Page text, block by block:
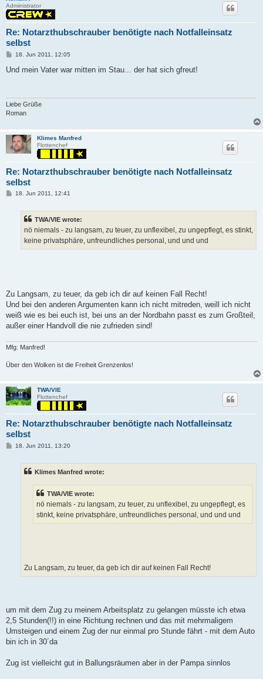
Administrator
Re: Notarzthubschrauber benötigte nach Notfalleinsatz
selbst
P
s
18. Jun 2011, 12:05
Und mein Vater war mitten im Stau... der hat sich gfreut!
Liebe Grüße
Roman
Klimes Manfred
Flottenchef
Re: Notarzthubschrauber benötigte nach Notfalleinsatz
selbst
P18. Jun 2011, 12:41
TWA/VIE wrote:
nö niemals - zu langsam, zu teuer, zu unflexibel, zu ungepflegt, es stinkt,
keine privatsphäre, unfreundliches personal, und und und
Zu Langsam, zu teuer, da geb ich dir auf keinen Fall Recht!
Und bei den anderen Argumenten kann ich nicht mitreden, weill ich nicht
weiß wie es bei euch ist, bei uns an der Nordbahn passt es zum Großteil,
außer einer Handvoll die nie zufrieden sind!
Mfg: Manfred!
Über den Wolken ist die Freiheit Grenzenlos!
TWA/VIE
Flottenchef
Re: Notarzthubschrauber benötigte nach Notfalleinsatz
selbst
P18. Jun 2011, 13:20
Klimes Manfred wrote:
TWA/VIE wrote:
nö niemals - zu langsam, zu teuer, zu unflexibel, zu ungepflegt, es
stinkt, keine privatsphäre, unfreundliches personal, und und und
Zu Langsam, zu teuer, da geb ich dir auf keinen Fall Recht!
um mit dem Zug zu meinem Arbeitsplatz zu gelangen müsste ich etwa
2,5 Stunden(!!) in eine Richtung rechnen und das mit mehrmaligem
Umsteigen und einem Zug der nur einmal pro Stunde fährt - mit dem Auto
bin ich in 30´da
Zug ist vielleicht gut in Ballungsräumen aber in der Pampa sinnlos